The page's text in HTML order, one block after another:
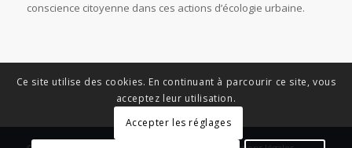
conscience citoyenne dans ces actions d’écologie urbaine.
Ce site utilise des cookies. En continuant à parcourir ce site, vous
acceptez leur utilisation.
Accepter les réglages